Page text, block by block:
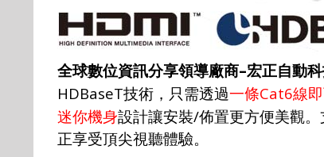
全球數位資訊分享領導廠商–宏正自動
HDBaseT技術，只需透過一條Cat6線
迷你機身設計讓安裝/佈置更方便美觀。
正享受頂尖視聽體驗。